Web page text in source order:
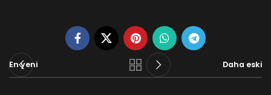
En yeni Daha eski